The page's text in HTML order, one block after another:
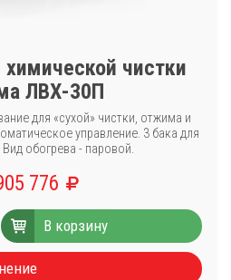
чистки
ЛВХ-30П
для «сухой» чистки, отжима и
управление. 3 бака для
Вид обогрева - паровой.
776
В корзину
белья